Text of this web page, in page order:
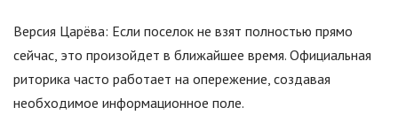
Версия Царёва: Если поселок не взят полностью прямо
сейчас, это произойдет в ближайшее время. Официальная
риторика часто работает на опережение, создавая
необходимое информационное поле.